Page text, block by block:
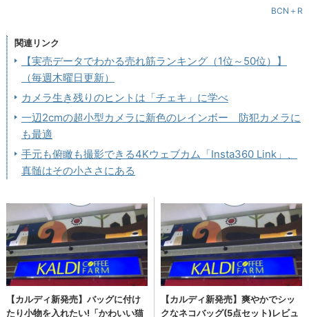
BCN＋R
関連リンク
【実売データでわかる売れ筋ランキング（1位～50位）】
（毎週木曜日更新）
カメラ生き残りのヒントは「チェキ」に学べ
一辺2cmの超小型カメラに新色のレインボー 防犯カメラに
も最適
手元も俯瞰も撮影できる4Kウェブカム「Insta360 Link」、
真髄はその小ささにある